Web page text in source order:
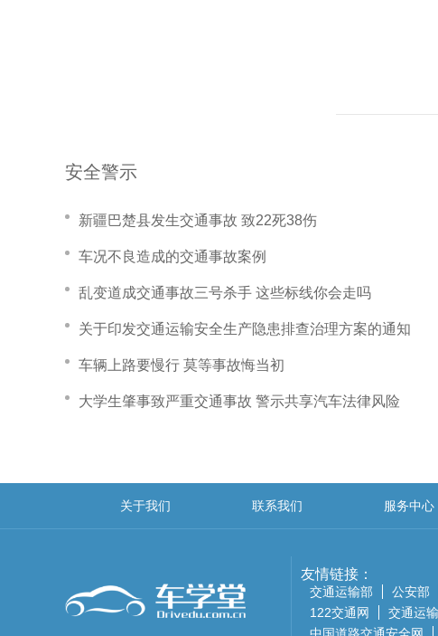
安全警示
新疆巴楚县发生交通事故 致22死38伤
车况不良造成的交通事故案例
乱变道成交通事故三号杀手 这些标线你会走吗
关于印发交通运输安全生产隐患排查治理方案的通知
车辆上路要慢行 莫等事故悔当初
大学生肇事致严重交通事故 警示共享汽车法律风险
关于我们 联系我们 服务中心
友情链接：
交通运输部 公安部
122交通网
交通运
中国道路交通安全网